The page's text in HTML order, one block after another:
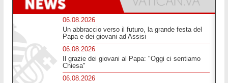
06.08.2026
Un abbraccio verso il futuro, la grande festa del
Papa e dei giovani ad Assisi
06.08.2026
Il grazie dei giovani al Papa: "Oggi ci sentiamo
Chiesa"
06.08.2026